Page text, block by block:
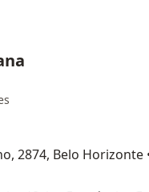
2874, Belo Horizonte